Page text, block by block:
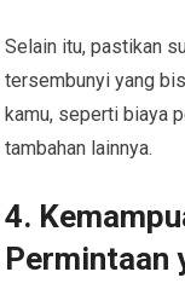
Selain itu, pastikan
tersembunyi yang
kamu, seperti biaya
tambahan lainnya.
4.
Permintaan